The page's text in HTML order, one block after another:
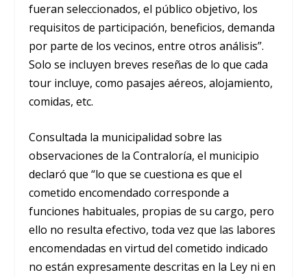
fueran seleccionados, el público objetivo, los
requisitos de participación, beneficios, demanda
por parte de los vecinos, entre otros análisis”.
Solo se incluyen breves reseñas de lo que cada
tour incluye, como pasajes aéreos, alojamiento,
comidas, etc.
Consultada la municipalidad sobre las
observaciones de la Contraloría, el municipio
declaró que “lo que se cuestiona es que el
cometido encomendado corresponde a
funciones habituales, propias de su cargo, pero
ello no resulta efectivo, toda vez que las labores
encomendadas en virtud del cometido indicado
no están expresamente descritas en la Ley ni en